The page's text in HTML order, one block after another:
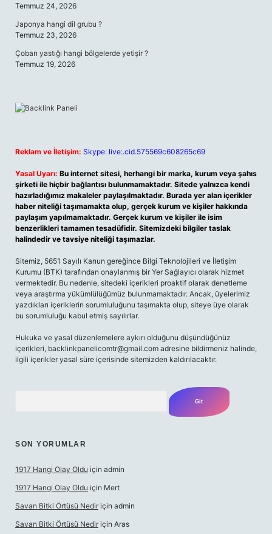
Temmuz 24, 2026
Japonya hangi dil grubu ?
Temmuz 23, 2026
Çoban yastığı hangi bölgelerde yetişir ?
Temmuz 19, 2026
Reklam ve İletişim: Skype: live:.cid.575569c608265c69
Yasal Uyarı: Bu internet sitesi, herhangi bir marka, kurum veya şahıs
şirketi ile hiçbir bağlantısı bulunmamaktadır. Sitede yalnızca kendi
hazırladığımız makaleler paylaşılmaktadır. Burada yer alan içerikler
haber niteliği taşımamakta olup, gerçek kurum ve kişiler hakkında
paylaşım yapılmamaktadır. Gerçek kurum ve kişiler ile isim
benzerlikleri tamamen tesadüfidir. Sitemizdeki bilgiler taslak
halindedir ve tavsiye niteliği taşımazlar.
Sitemiz, 5651 Sayılı Kanun gereğince Bilgi Teknolojileri ve İletişim
Kurumu (BTK) tarafından onaylanmış bir Yer Sağlayıcı olarak hizmet
vermektedir. Bu nedenle, sitedeki içerikleri proaktif olarak denetleme
veya araştırma yükümlülüğümüz bulunmamaktadır. Ancak, üyelerimiz
yazdıkları içeriklerin sorumluluğunu taşımakta olup, siteye üye olarak
bu sorumluluğu kabul etmiş sayılırlar.
Hukuka ve yasal düzenlemelere aykırı olduğunu düşündüğünüz
içerikleri, backlinkpanelicomtr@gmail.com adresine bildirmeniz halinde,
ilgili içerikler yasal süre içerisinde sitemizden kaldırılacaktır.
SON YORUMLAR
1917 Hangi Olay Oldu için admin
1917 Hangi Olay Oldu için Mert
Savan Bitki Örtüsü Nedir için admin
Savan Bitki Örtüsü Nedir için Aras